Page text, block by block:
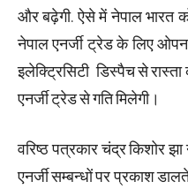
और बढ़ेगी. ऐसे में नेपाल भारत
नेपाल एनर्जी ट्रेड के लिए
इलेक्ट्रिसिटी डिस्पैच से
एनर्जी ट्रेड से गति मिलेगी।
वरिष्ठ पत्रकार चंद्र किशोर
एनर्जी सम्बन्धों पर प्रकाश